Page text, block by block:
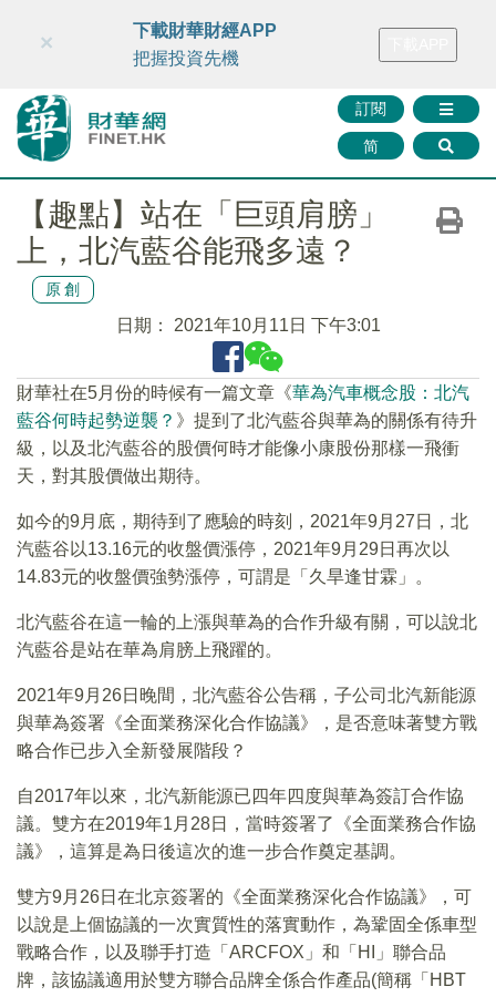
財華智庫網 FINTV FINMETA 財華證券 媒體矩陣
訂閱
简
×
下載財華財經APP
把握投資先機
【趣點】站在「巨頭肩膀」
上，北汽藍谷能飛多遠？
原創
日期： 2021年10月11日 下午3:01
財華社在5月份的時候有一篇文章《華為汽車概念股：北汽
藍谷何時起勢逆襲？ 》提到了北汽藍谷與華為的關係有待升
級，以及北汽藍谷的股價何時才能像小康股份那樣一飛衝
天，對其股價做出期待。
如今的9月底，期待到了應驗的時刻，2021年9月27日，北
汽藍谷以13.16元的收盤價漲停，2021年9月29日再次以
14.83元的收盤價強勢漲停，可謂是「久旱逢甘霖」。
北汽藍谷在這一輪的上漲與華為的合作升級有關，可以說北
汽藍谷是站在華為肩膀上飛躍的。
2021年9月26日晚間，北汽藍谷公告稱，子公司北汽新能源
與華為簽署《全面業務深化合作協議》，是否意味著雙方戰
略合作已步入全新發展階段？
自2017年以來，北汽新能源已四年四度與華為簽訂合作協
議。雙方在2019年1月28日，當時簽署了《全面業務合作協
議》，這算是為日後這次的進一步合作奠定基調。
雙方9月26日在北京簽署的《全面業務深化合作協議》，可
以說是上個協議的一次實質性的落實動作，為鞏固全係車型
戰略合作，以及聯手打造「ARCFOX」和「HI」聯合品
牌，該協議適用於雙方聯合品牌全係合作產品(簡稱「HBT